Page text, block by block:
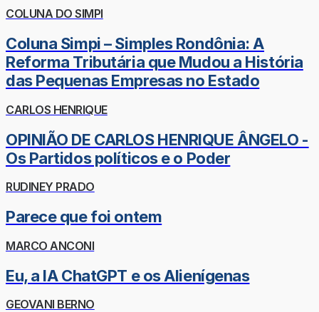
COLUNA DO SIMPI
Coluna Simpi – Simples Rondônia: A
Reforma Tributária que Mudou a História
das Pequenas Empresas no Estado
CARLOS HENRIQUE
OPINIÃO DE CARLOS HENRIQUE ÂNGELO -
Os Partidos políticos e o Poder
RUDINEY PRADO
Parece que foi ontem
MARCO ANCONI
Eu, a IA ChatGPT e os Alienígenas
GEOVANI BERNO